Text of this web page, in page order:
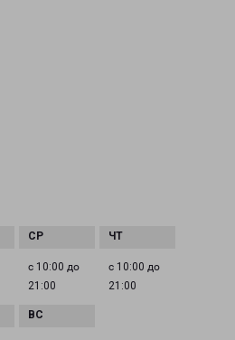
с 10:00 до
21:00
с 10:00 до
21:00